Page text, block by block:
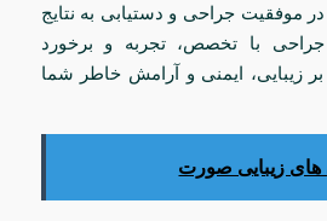
موفقیت جراحی و دستیابی به نتایج
با تخصص، تجربه و برخورد
زیبایی، ایمنی و آرامش خاطر شما
زیبایی صورت